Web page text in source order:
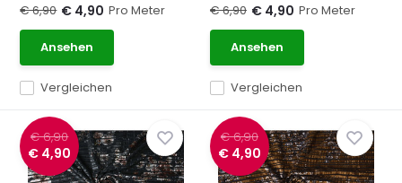
Vergleichen
€ 6,90 € 4,90 Pro Meter
Ansehen
Vergleichen
€ 6,90 € 4,90 Pro Meter
Ansehen
€ 6,90
€ 4,90
€ 6,90
€ 4,90